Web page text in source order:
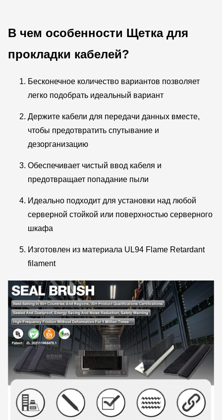
В чем особенности Щетка для
прокладки кабелей?
Бесконечное количество вариантов позволяет
легко подобрать идеальный вариант
Держите кабели для передачи данных вместе,
чтобы предотвратить спутывание и
дезорганизацию
Обеспечивает чистый ввод кабеля и
предотвращает попадание пыли
Идеально подходит для установки над любой
серверной стойкой или поверхностью серверного
шкафа
Изготовлен из материала UL94 Flame Retardant
filament